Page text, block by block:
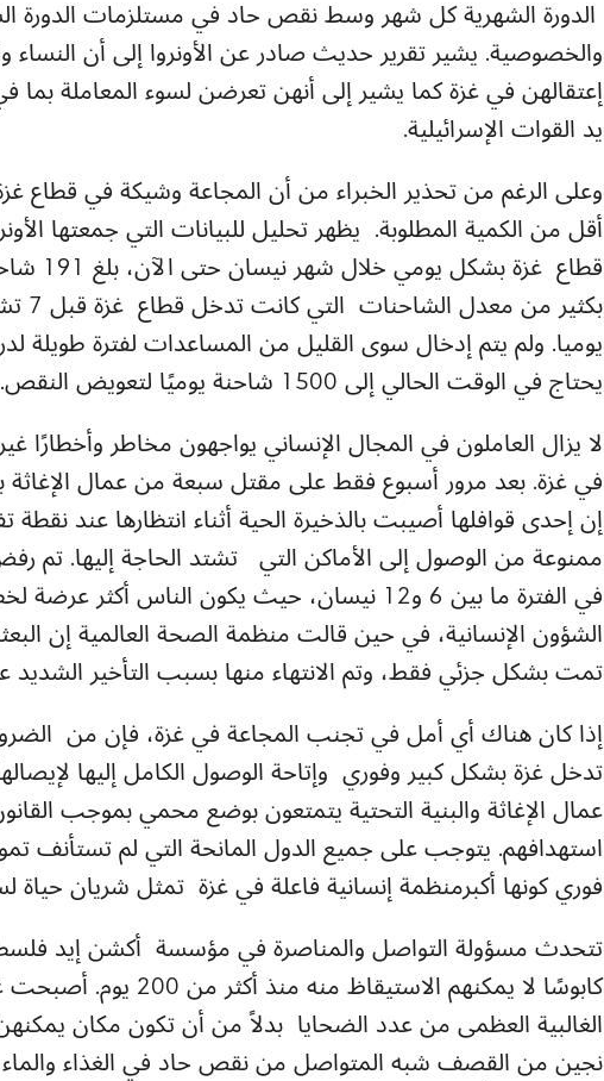
الدورة الشهرية كل شهر وسط نقص حاد في مستلزمات الدورة
والخصوصية. يشير تقرير حديث صادر عن الأونروا إلى أن النساء
إعتقالهن في غزة كما يشير إلى أنهن تعرضن لسوء المعاملة
يد القوات الإسرائيلية.
وعلى الرغم من تحذير الخبراء من أن المجاعة وشيكة في قطاع
أقل من الكمية المطلوبة. يظهر تحليل للبيانات التي جمعتها
قطاع
يوميا. ولم يتم إدخال سوى القليل من المساعدات لفترة طويلة
يحتاج في الوقت الحالي إلى 1500 شاحنة يوميًا لتعويض النقص.
لا يزال العاملون في المجال الإنساني يواجهون مخاطر وأخطارًا
في غزة. بعد مرور أسبوع فقط على مقتل سبعة من عمال
إن إحدى قوافلها أصيبت بالذخيرة الحية أثناء انتظارها عند
في الفترة ما بين 6 و12 نيسان، حيث يكون الناس
الشؤون الإنسانية، في حين قالت منظمة الصحة العالمية إن
تمت بشكل جزئي فقط، وتم الانتهاء منها بسبب التأخير الشديد
إذا كان هناك أي أمل في تجنب المجاعة في غزة، فإن من
تدخل غزة بشكل كبير وفوري وإتاحة الوصول الكامل إليها
عمال الإغاثة والبنية التحتية يتمتعون بوضع محمي بموجب
استهدافهم. يتوجب على جميع الدول المانحة التي لم تستأنف
فوري كونها أكبرمنظمة إنسانية فاعلة في غزة تمثل شريان حياة
تتحدث مسؤولة التواصل والمناصرة في مؤسسة أكشن إيد
كابوسًا لا يمكنهم
الغالبية العظمى من عدد الضحايا بدلاً من أن تكون مكان يمكنهن
نجين من القصف شبه المتواصل من نقص حاد في الغذاء